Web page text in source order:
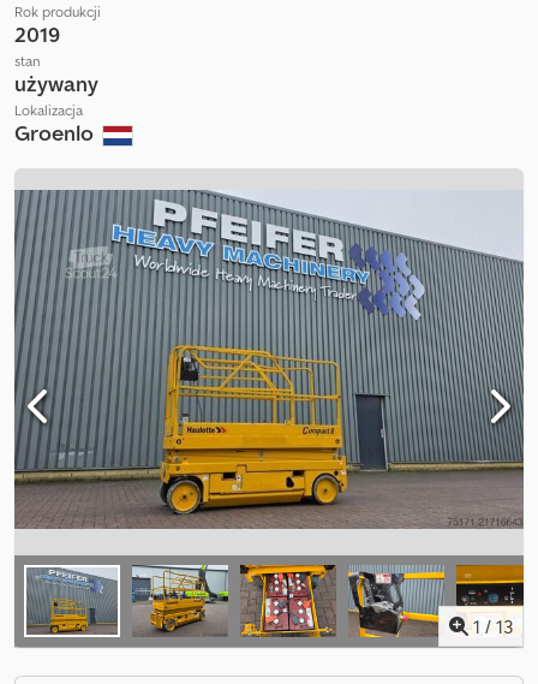
Rok produkcji
2019
stan
używany
Lokalizacja
Groenlo
1 /13